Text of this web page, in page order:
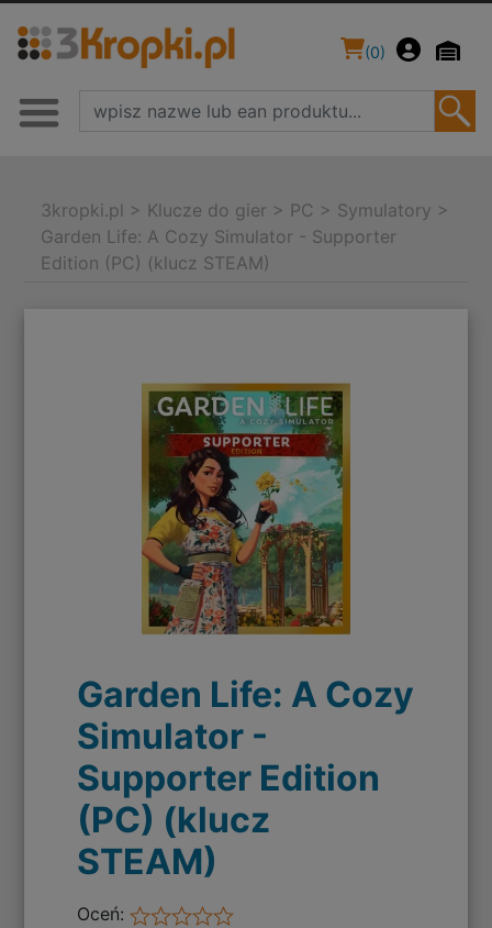
(0)
3kropki.pl > Klucze do gier > PC > Symulatory >
Garden Life: A Cozy Simulator - Supporter
Edition (PC) (klucz STEAM)
Garden Life: A Cozy
Simulator -
Supporter Edition
(PC) (klucz
STEAM)
Oceń: